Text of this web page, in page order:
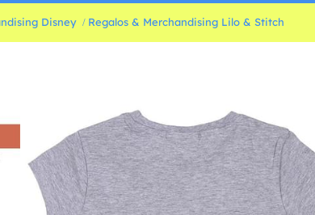
Disney Regalos & Merchandising Lilo & Stitch